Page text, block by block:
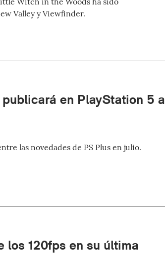
Valley y Viewfinder.
publicará en PlayStation 5 a
las novedades de PS Plus en julio.
los 120fps en su última